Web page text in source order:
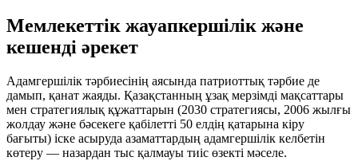
Мемлекеттік жауапкершілік және
кешенді әрекет
Адамгершілік тәрбиесінің аясында патриоттық тәрбие де
дамып, қанат жаяды. Қазақстанның ұзақ мерзімді мақсаттары
мен стратегиялық құжаттарын (2030 стратегиясы, 2006 жылғы
жолдау және бәсекеге қабілетті 50 елдің қатарына кіру
бағыты) іске асыруда азаматтардың адамгершілік келбетін
көтеру — назардан тыс қалмауы тиіс өзекті мәселе.